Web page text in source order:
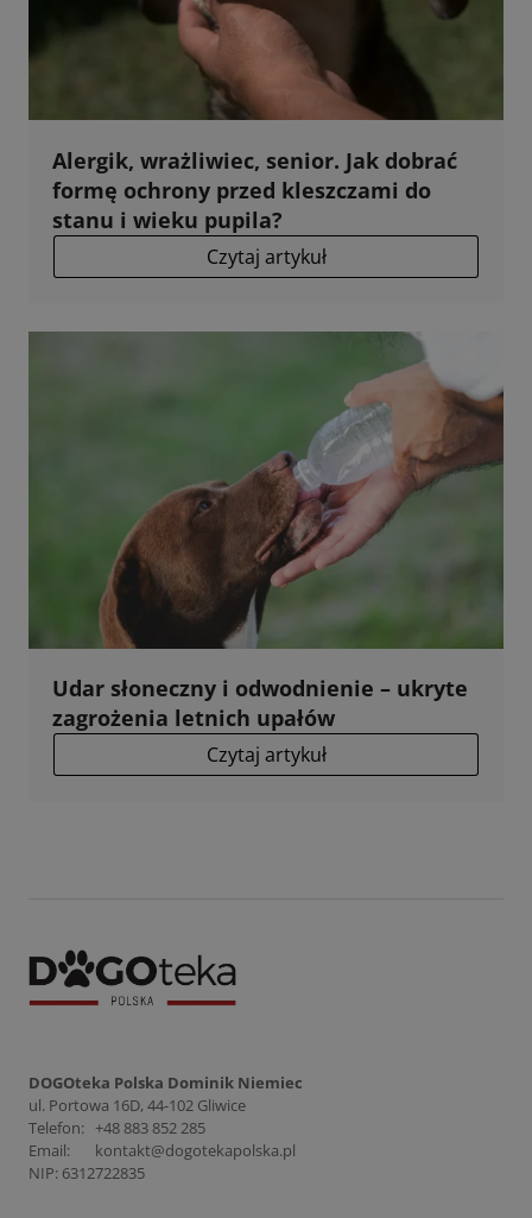
Alergik, wrażliwiec, senior. Jak dobrać
formę ochrony przed kleszczami do
stanu i wieku pupila?
Czytaj artykuł
Udar słoneczny i odwodnienie – ukryte
zagrożenia letnich upałów
Czytaj artykuł
DOGOteka Polska Dominik Niemiec
ul. Portowa 16D, 44-102 Gliwice
Telefon: +48 883 852 285
Email:
kontakt@dogotekapolska.pl
NIP: 6312722835